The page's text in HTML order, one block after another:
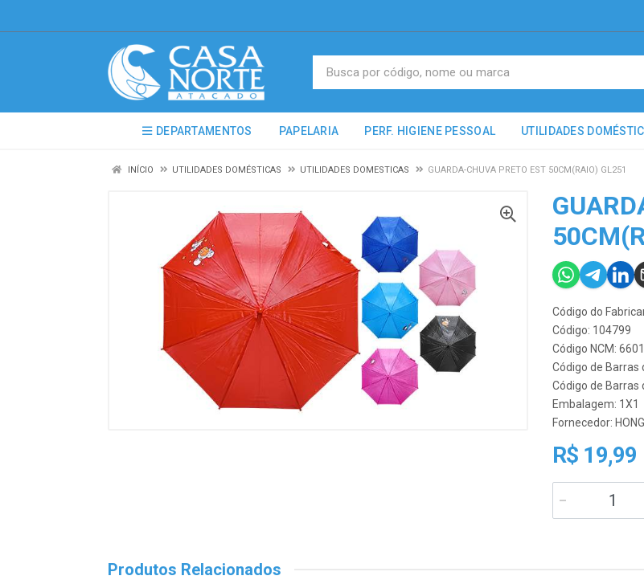
DEPARTAMENTOS PAPELARIA PERF. HIGIENE PESSOAL UTILIDADES
INÍCIO UTILIDADES DOMÉSTICAS UTILIDADES DOMESTICAS GUARDA-CHUVA PRETO EST 50CM(RAIO) GL251
Código do
Código: 104799
Código NCM:
Código de Barras
Código de Barras
Embalagem: 1X1
Fornecedor:
R$ 19,99
Produtos Relacionados